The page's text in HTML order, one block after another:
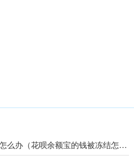
办（花呗余额宝的钱被冻结怎么办）